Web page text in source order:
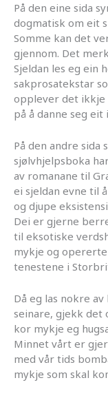
På den eine sida
dogmatisk om eit
Somme kan det
gjennom. Det
Sjeldan les eg ein
sakprosatekstar
opplever det ikkje
på å danne seg
På den andre
sjølvhjelpsboka
av romanane til
ei sjeldan evne til
og djupe
Dei er gjerne
til eksotiske
mykje og
tenestene i
Då eg las nokre
seinare, gjekk det
kor mykje eg
Minnet vårt er
med vår tids
mykje som skal